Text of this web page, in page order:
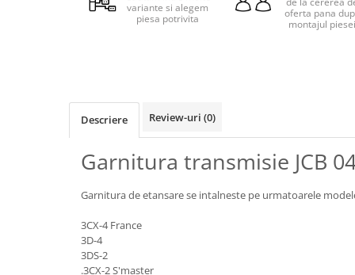
Radiator racire ulei hidraulic
Bobina de pornire
Bobina de oprire
Bobina de acceleratie
Curea distributie
Piese Multitel
Piese Landini
Piese New Holland
variante si alegem
piesa potrivita
oferta pana
montajul piesei
Descriere Review-uri (0)
Garnitura transmisie JCB
Garnitura de etansare se intalneste pe urmatoarele
3CX-4 France
3D-4
3DS-2
.3CX-2 S'master